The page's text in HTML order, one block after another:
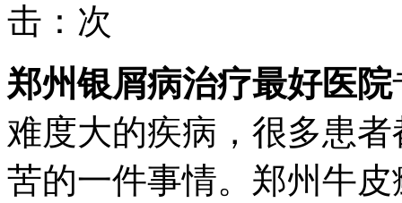
击： 次
郑州银屑病治疗最好医院
难度大的疾病，很多患
苦的一件事情。郑州牛